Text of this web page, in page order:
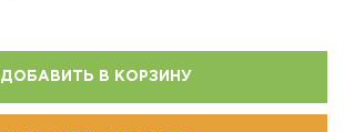
ДОБАВИТЬ В КОРЗИНУ